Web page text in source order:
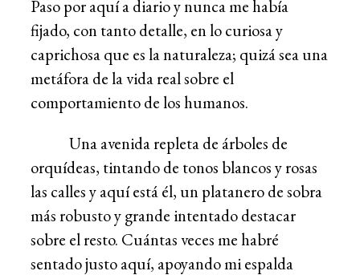
Paso por aquí a diario y nunca me había
fijado, con tanto detalle, en lo curiosa y
caprichosa que es la naturaleza; quizá sea una
metáfora de la vida real sobre el
comportamiento de los humanos.
Una avenida repleta de árboles de
orquídeas, tintando de tonos blancos y rosas
las calles y aquí está él, un platanero de sobra
más robusto y grande intentado destacar
sobre el resto. Cuántas veces me habré
sentado justo aquí, apoyando mi espalda